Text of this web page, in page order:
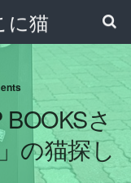
猫
さ
の猫探し